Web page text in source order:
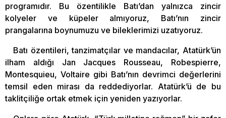
programıdır. Bu özentilikle Batı’dan yalnızca zincir
kolyeler ve küpeler almıyoruz, Batı’nın zincir
prangalarına boynumuzu ve bileklerimizi uzatıyoruz.
Batı özentileri, tanzimatçılar ve mandacılar, Atatürk’ün
ilham aldığı Jan Jacques Rousseau, Robespierre,
Montesquieu, Voltaire gibi Batı’nın devrimci değerlerini
temsil eden mirası da reddediyorlar. Atatürk’ü de bu
taklitçiliğe ortak etmek için yeniden yazıyorlar.